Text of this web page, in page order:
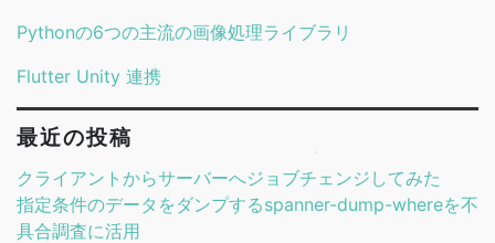
Pythonの6つの主流の画像処理ライブラリ
Flutter Unity 連携
最近の投稿
クライアントからサーバーへジョブチェンジしてみた
指定条件のデータをダンプするspanner-dump-whereを不
具合調査に活用